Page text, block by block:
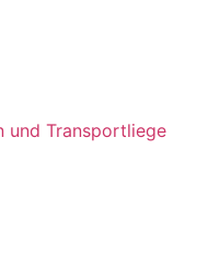
und Transportliege